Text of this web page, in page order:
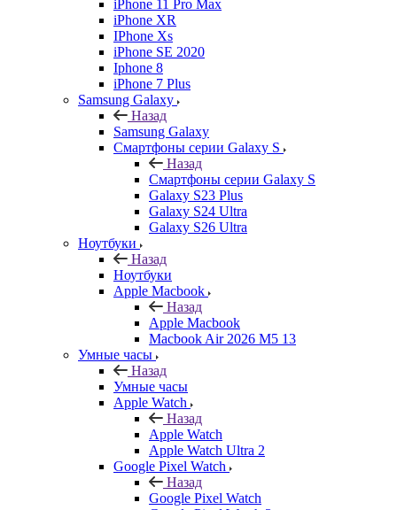
iPhone 11 Pro Max
iPhone XR
IPhone Xs
iPhone SE 2020
Iphone 8
iPhone 7 Plus
Samsung Galaxy
Назад
Samsung Galaxy
Смартфоны серии Galaxy S
Назад
Смартфоны серии Galaxy S
Galaxy S23 Plus
Galaxy S24 Ultra
Galaxy S26 Ultra
Ноутбуки
Назад
Ноутбуки
Apple Macbook
Назад
Apple Macbook
Macbook Air 2026 M5 13
Умные часы
Назад
Умные часы
Apple Watch
Назад
Apple Watch
Apple Watch Ultra 2
Google Pixel Watch
Назад
Google Pixel Watch